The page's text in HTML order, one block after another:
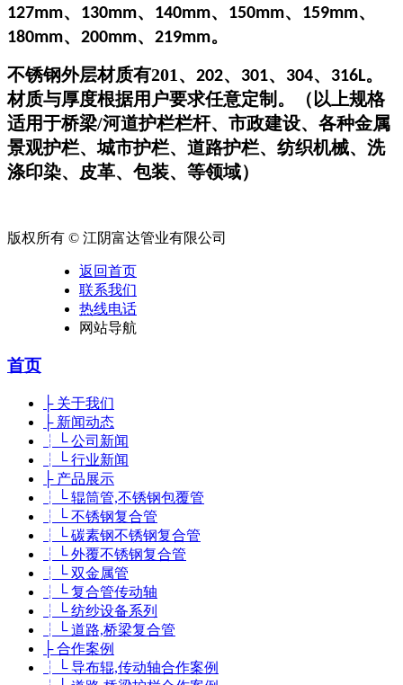
127mm、 130mm、 140mm、 150mm、 159mm、
180mm、 200mm、 219mm。
不锈钢外层材质有201 、 202、 301、 304、 316L。
材质与厚度根据用户要求任意定制。（以上规格
适用于桥梁/河道护栏栏杆、市政建设、各种金属
景观护栏、城市护栏、道路护栏、纺织机械、洗
涤印染、皮革、包装、等领域）
版权所有 © 江阴富达管业有限公司
返回首页
联系我们
热线电话
网站导航
首页
├ 关于我们
├ 新闻动态
┆└ 公司新闻
┆└ 行业新闻
├ 产品展示
┆└ 辊筒管,不锈钢包覆管
┆└ 不锈钢复合管
┆└ 碳素钢不锈钢复合管
┆└ 外覆不锈钢复合管
┆└ 双金属管
┆└ 复合管传动轴
┆└ 纺纱设备系列
┆└ 道路,桥梁复合管
├ 合作案例
┆└ 导布辊,传动轴合作案例